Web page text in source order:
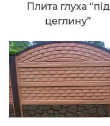
Плита глуха “під
цеглину”